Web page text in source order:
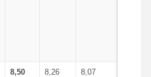
8,50 8,26 8,07